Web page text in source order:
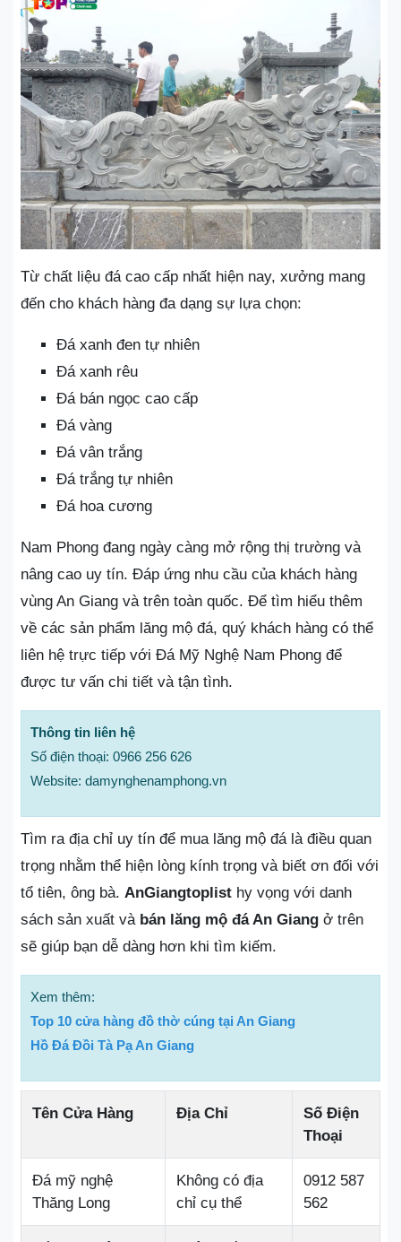
Từ chất liệu đá cao cấp nhất hiện nay, xưởng mang
đến cho khách hàng đa dạng sự lựa chọn:
Đá xanh đen tự nhiên
Đá xanh rêu
Đá bán ngọc cao cấp
Đá vàng
Đá vân trắng
Đá trắng tự nhiên
Đá hoa cương
Nam Phong đang ngày càng mở rộng thị trường và
nâng cao uy tín. Đáp ứng nhu cầu của khách hàng
vùng An Giang và trên toàn quốc. Để tìm hiểu thêm
về các sản phẩm lăng mộ đá, quý khách hàng có thể
liên hệ trực tiếp với Đá Mỹ Nghệ Nam Phong để
được tư vấn chi tiết và tận tình.
Thông tin liên hệ
Số điện thoại: 0966 256 626
Website: damynghenamphong.vn
Tìm ra địa chỉ uy tín để mua lăng mộ đá là điều quan
trọng nhằm thể hiện lòng kính trọng và biết ơn đối với
tổ tiên, ông bà. AnGiangtoplist hy vọng với danh
sách sản xuất và bán lăng mộ đá An Giang ở trên
sẽ giúp bạn dễ dàng hơn khi tìm kiếm.
Xem thêm:
Top 10 cửa hàng đồ thờ cúng tại An Giang
Hồ Đá Đồi Tà Pạ An Giang
Tên Cửa Hàng Địa Chỉ
Số Điện
Thoại
Đá mỹ nghệ
Thăng Long
Không có địa
chỉ cụ thể
0912 587
562